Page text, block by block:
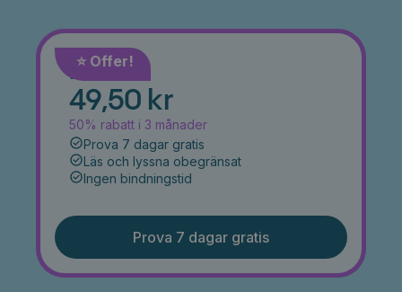
⭐️ Offer!
Månad
49,50 kr
50% rabatt i 3 månader
Prova 7 dagar gratis
Läs och lyssna obegränsat
Ingen bindningstid
Prova 7 dagar gratis